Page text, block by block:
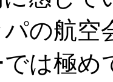
パの航空
は極め